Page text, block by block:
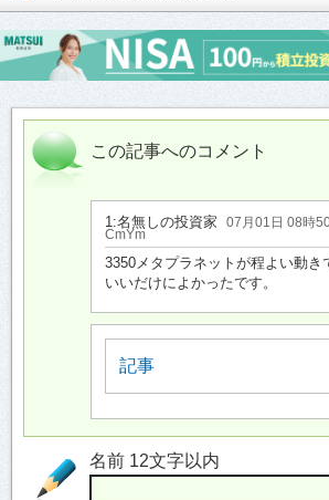
この記事へのコメント
1:名無しの投資家
07月01日 08時
CmYm
3350メタプラネットが程よい動き
いいだけによかったです。
記事
名前 12文字以内